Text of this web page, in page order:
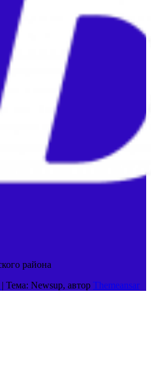
района
| Тема: Newsup, автор Themeansar